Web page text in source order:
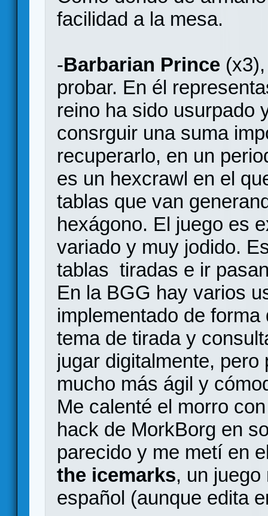
facilidad a la mesa.
-Barbarian Prince
probar. En él
reino ha sido usurpado
consrguir una suma
recuperarlo, en un
es un hexcrawl en el
tablas que van
hexágono. El juego es
variado y muy jodido.
tablas tiradas e ir
En la BGG hay varios
implementado de
tema de tirada y
jugar digitalmente,
mucho más ágil y
Me calenté el morro
hack de MorkBorg en
parecido y me metí en
the icemarks, un
español (aunque edita